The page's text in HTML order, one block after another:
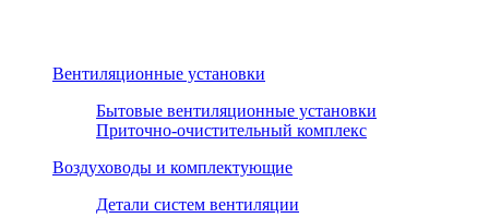
Вентиляционные установки
Бытовые вентиляционные установки
Приточно-очистительный комплекс
Воздуховоды и комплектующие
Детали систем вентиляции